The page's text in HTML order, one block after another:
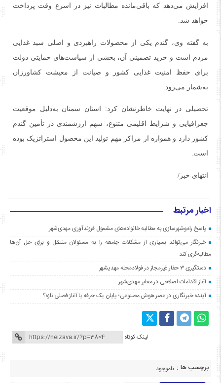
افزایش می‌دهد که باقی‌مانده مطالبات نیز در اسرع وقت پرداخت
خواهد شد.
به گفته وی، گندم یکی از محصولات راهبردی و اصلی سبد غذایی
مردم است و خرید تضمینی آن، بخشی از سیاست‌های حمایتی دولت
برای حفظ امنیت غذایی کشور و صیانت از معیشت کشاورزان
به‌شمار می‌رود.
تحصیلی در نهایت خاطرنشان کرد: استان سمنان به‌دلیل موقعیت
جغرافیایی و شرایط اقلیمی متنوع، سهم ارزشمندی در تأمین گندم
کشور دارد و همواره از مراکز مهم تولید این محصول استراتژیک بوده
است.
انتهای خبر/
اخبار مرتبط
پاسخ راه‌وشهرسازی به مطالبه خانواده‌های مشمول فرزندآوری مهدی‌شهر
خبرنگار می‌تواند بسیاری از مشکلات جامعه را به مسئولان منتقل و برای حل آن‌ها
مطالبه‌گری کند
دستگیری ۳ حفار غیرمجاز در فولادمحله مهدیشهر
آغاز اقدامات اصلاحی در معابر مهدی‌شهر
آینده خبرنگاری در عصر هوش مصنوعی؛ پایان یک حرفه یا آغاز فصلی تازه؟
لینک کوتاه
برچسب ها : ناموجود